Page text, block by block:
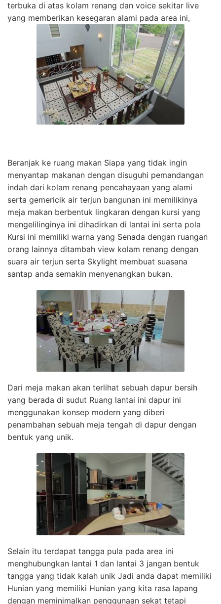
terbuka di atas kolam renang dan voice sekitar live
yang memberikan kesegaran alami pada area ini,
Beranjak ke ruang makan Siapa yang tidak ingin
menyantap makanan dengan disuguhi pemandangan
indah dari kolam renang pencahayaan yang alami
serta gemericik air terjun bangunan ini memilikinya
meja makan berbentuk lingkaran dengan kursi yang
mengelilinginya ini dihadirkan di lantai ini serta pola
Kursi ini memiliki warna yang Senada dengan ruangan
orang lainnya ditambah view kolam renang dengan
suara air terjun serta Skylight membuat suasana
santap anda semakin menyenangkan bukan.
Dari meja makan akan terlihat sebuah dapur bersih
yang berada di sudut Ruang lantai ini dapur ini
menggunakan konsep modern yang diberi
penambahan sebuah meja tengah di dapur dengan
bentuk yang unik.
Selain itu terdapat tangga pula pada area ini
menghubungkan lantai 1 dan lantai 3 jangan bentuk
tangga yang tidak kalah unik Jadi anda dapat memiliki
Hunian yang memiliki Hunian yang kita rasa lapang
dengan meminimalkan penggunaan sekat tetapi